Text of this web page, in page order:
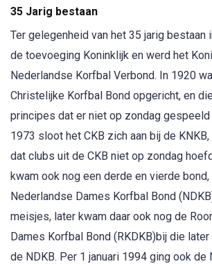
35 Jarig bestaan
Ter gelegenheid van het 35 jarig bestaan
de toevoeging Koninklijk en werd het
Nederlandse Korfbal Verbond. In 1920
Christelijke Korfbal Bond opgericht, en
principes dat er niet op zondag
1973 sloot het CKB zich aan bij de
dat clubs uit de CKB niet op zondag
kwam ook nog een derde en vierde
Nederlandse Dames Korfbal Bond
meisjes, later kwam daar ook nog de
Dames Korfbal Bond (RKDKB)bij die
de NDKB. Per 1 januari 1994 ging ook de